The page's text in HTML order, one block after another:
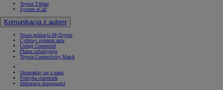
Toyota T-Mate
System eCall
Komunikacja z autem
Nowa aplikacja MyToyota
Cyfrowy opiekun auta
Usługi Connected
Płatne subskrypcje
Toyota Connectivity Match
Skontaktuj się z nami
Polityka ciasteczek
Deklaracja dostępności